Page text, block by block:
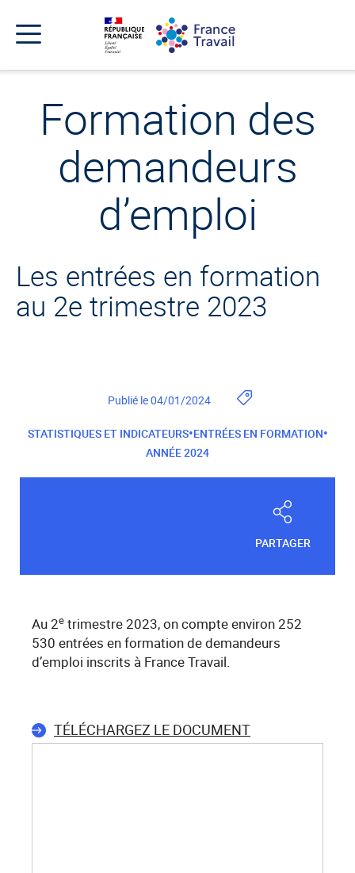
menu
contenu
pied
navigation
Menu
Formation des
demandeurs
d’emploi
Les entrées en formation
au 2e trimestre 2023
Publié le 04/01/2024
STATISTIQUES ET INDICATEURS•ENTRÉES EN FORMATION•
ANNÉE 2024
PARTAGER
Au 2e trimestre 2023, on compte environ 252
530 entrées en formation de demandeurs
d’emploi inscrits à France Travail.
TÉLÉCHARGEZ LE DOCUMENT